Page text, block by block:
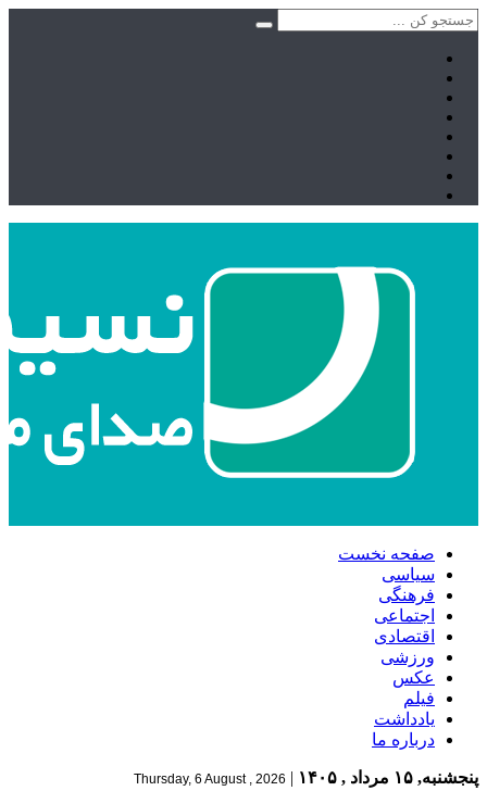
صفحه نخست
سیاسی
فرهنگی
اجتماعی
اقتصادی
ورزشی
عکس
فیلم
یادداشت
درباره ما
پنجشنبه, ۱۵ مرداد , ۱۴۰۵ |
Thursday, 6 August , 2026